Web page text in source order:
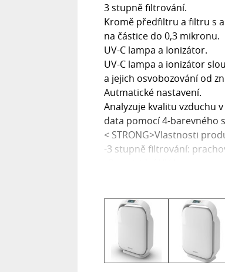
3 stupně filtrování.
Kromě předfiltru a filtru s
na částice do 0,3 mikronu.
UV-C lampa a Ionizátor.
UV-C lampa a ionizátor
a jejich osvobozování od
Autmatické nastavení.
Analyzuje kvalitu vzduchu
data pomocí 4-barevného
< STRONG>Vlastnosti
-3 stupně filtrování:
-Životnost filtru až 4320
-Digitální indikátor
-Čtyřbarevný snímač k
-Časovač 1-12 hodin
-Rukojeť